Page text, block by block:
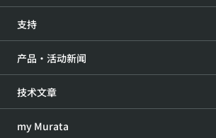
支持
产品・活动新闻
技术文章
my Murata